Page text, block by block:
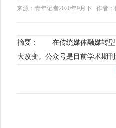
来源：青年记者2020年9月下
作者：
摘要： 在传统媒体融媒转型
大改变。公众号是目前学术期